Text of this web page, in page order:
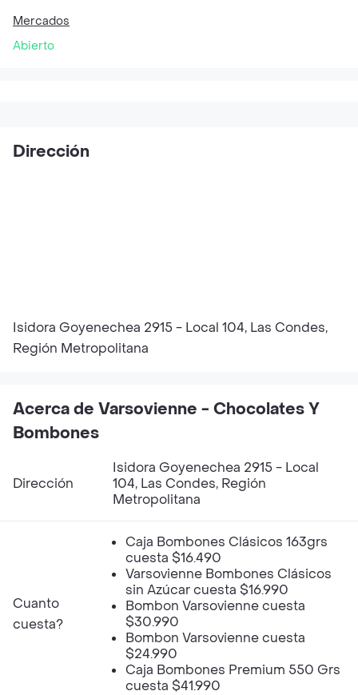
Mercados
Abierto
Dirección
Isidora Goyenechea 2915 - Local 104, Las Condes,
Región Metropolitana
Acerca de Varsovienne - Chocolates Y
Bombones
Dirección
Isidora Goyenechea 2915 - Local
104, Las Condes, Región
Metropolitana
Cuanto
cuesta?
Caja Bombones Clásicos 163grs
cuesta $16.490
Varsovienne Bombones Clásicos
sin Azúcar cuesta $16.990
Bombon Varsovienne cuesta
$30.990
Bombon Varsovienne cuesta
$24.990
Caja Bombones Premium 550 Grs
cuesta $41.990